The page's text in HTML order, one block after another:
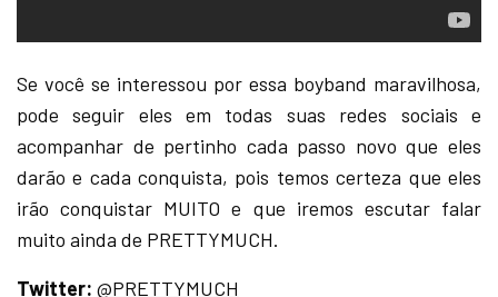
Se você se interessou por essa boyband maravilhosa,
pode seguir eles em todas suas redes sociais e
acompanhar de pertinho cada passo novo que eles
darão e cada conquista, pois temos certeza que eles
irão conquistar MUITO e que iremos escutar falar
muito ainda de PRETTYMUCH.
Twitter: @PRETTYMUCH